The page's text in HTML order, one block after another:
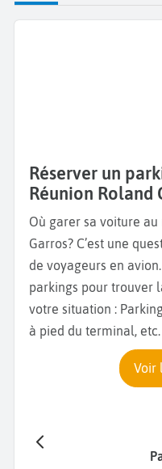
Réserver un
Réunion Roland
Où garer sa voiture
Garros? C’est une
de voyageurs en
parkings pour trouver
votre situation :
à pied du terminal, etc.